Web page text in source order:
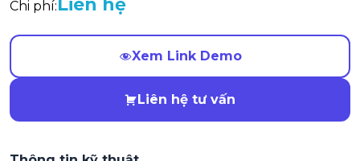
Chi phí:Liên hệ
Xem Link Demo
Liên hệ tư vấn